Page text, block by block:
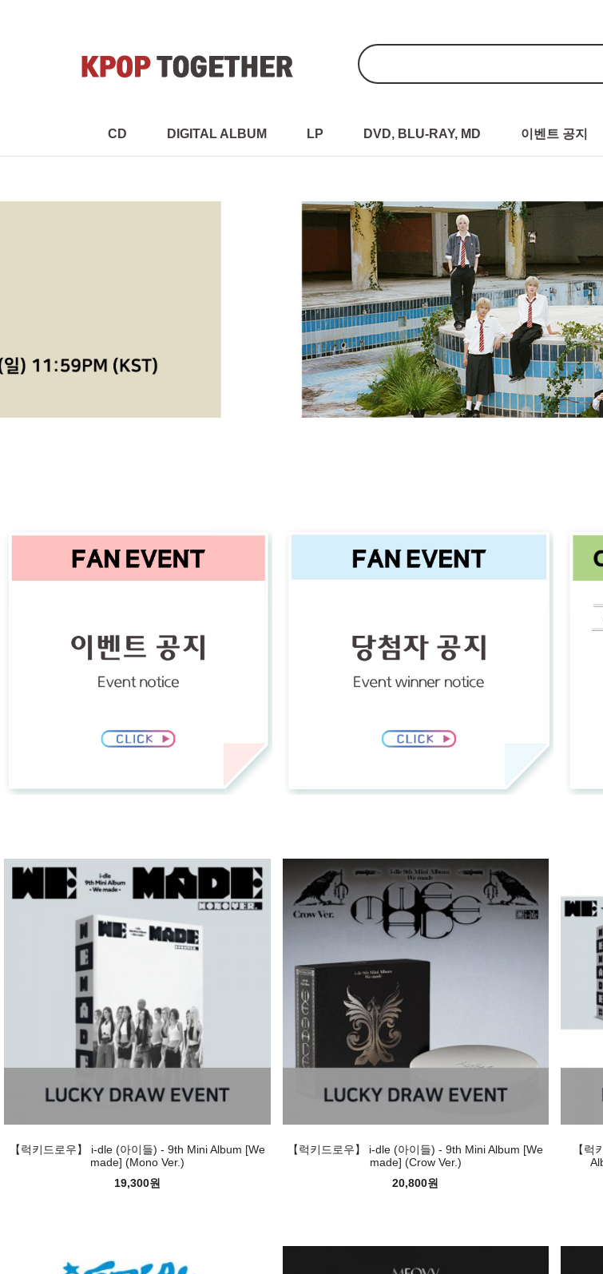
CD DIGITAL ALBUM LP DVD, BLU-RAY, MD 이벤트 공지
【럭키드로우】 i-dle (아이들) - 9th Mini Album [We
made] (Mono Ver.)
19,300원
【럭키드로우】 i-dle (아이들) - 9th Mini Album [We
made] (Crow Ver.)
20,800원
【